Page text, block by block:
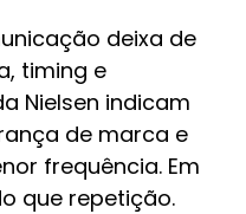
deixa de
timing e
Nielsen indicam
de marca e
frequência. Em
que repetição.